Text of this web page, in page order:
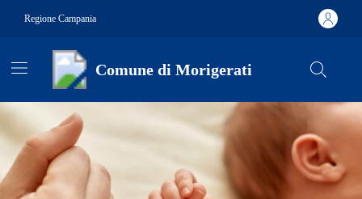
Regione Campania
Comune di Morigerati
Contenuti in evidenza